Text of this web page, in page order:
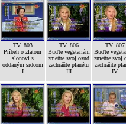
TV_803
Príbeh o zlatom
slonovi s
oddaným srdcom
I
TV_806
Buďte vegetariáni
zmeňte svoj osud
zachráňte planétu
III
TV_807
Buďte
zmeňte svoj
zachráňte
IV